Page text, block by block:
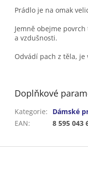
Prádlo je na omak
Jemně obejme
a vzdušnosti.
Odvádí pach z těla,
Doplňkové
Kategorie:
Dámské
EAN: 8 595 043
Z